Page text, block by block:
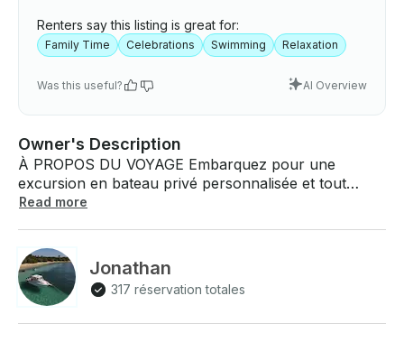
Renters say this listing is great for:
Family Time Celebrations Swimming Relaxation
Was this useful? AI Overview
Owner's Description
À PROPOS DU VOYAGE Embarquez pour une
excursion en bateau privé personnalisée et tout
compris pour votre groupe de six personnes
des snacks et tout l'équipement dont vous avez
besoin pour vous amuser. Profitez de la flexibilité
d'un itinéraire personnalisable, permettant des arrêts
Read more
Jonathan
317 réservation totales